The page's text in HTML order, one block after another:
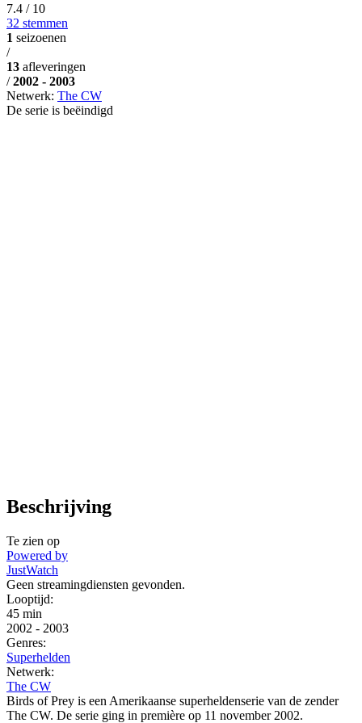
7.4 / 10
32 stemmen
1 seizoenen
/
13 afleveringen
/ 2002 - 2003
Netwerk: The CW
De serie is beëindigd
Beschrijving
Te zien op
Powered by
JustWatch
Geen streamingdiensten gevonden.
Looptijd:
45 min
2002 - 2003
Genres:
Superhelden
Netwerk:
The CW
Birds of Prey is een Amerikaanse superheldenserie van de zender
The CW. De serie ging in première op 11 november 2002.